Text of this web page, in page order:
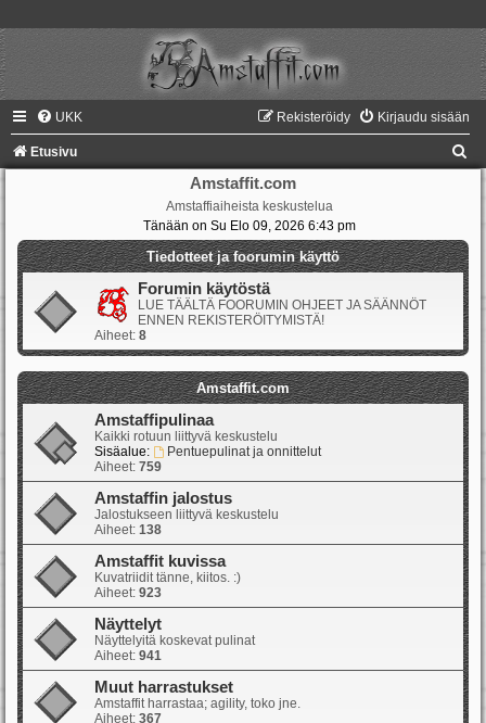
UKK Kirjaudu sisään
Rekisteröidy
Etusivu
Amstaffit.com
Amstaffiaiheista keskustelua
Tänään on Su Elo 09, 2026 6:43 pm
Tiedotteet ja foorumin käyttö
Forumin käytöstä
LUE TÄÄLTÄ FOORUMIN OHJEET JA SÄÄNNÖT
ENNEN REKISTERÖITYMISTÄ!
Aiheet: 8
Amstaffit.com
Amstaffipulinaa
Kaikki rotuun liittyvä keskustelu
Sisäalue:
Pentuepulinat ja onnittelut
Aiheet: 759
Amstaffin jalostus
Jalostukseen liittyvä keskustelu
Aiheet: 138
Amstaffit kuvissa
Kuvatriidit tänne, kiitos. :)
Aiheet: 923
Näyttelyt
Näyttelyitä koskevat pulinat
Aiheet: 941
Muut harrastukset
Amstaffit harrastaa; agility, toko jne.
Aiheet: 367